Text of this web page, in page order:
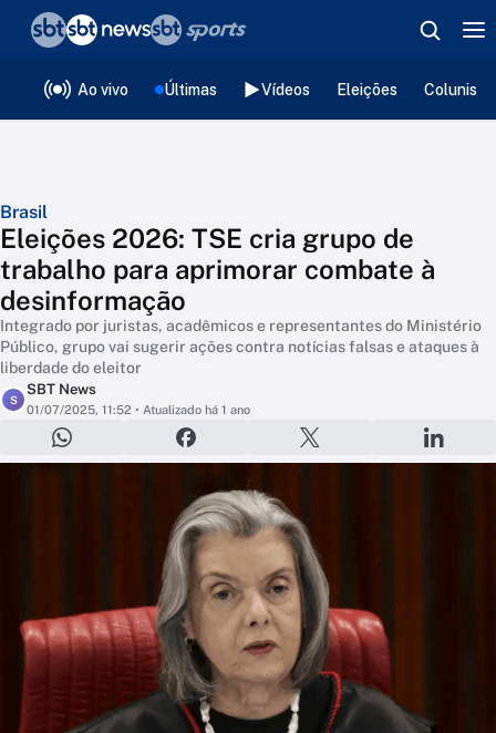
Ao vivo Últimas Vídeos Eleições
Brasil
Eleições 2026: TSE cria grupo de
trabalho para aprimorar combate à
desinformação
Integrado por juristas, acadêmicos e representantes do Ministério
Público, grupo vai sugerir ações contra notícias falsas e ataques à
liberdade do eleitor
S
SBT News
01/07/2025, 11:52 • Atualizado há 1 ano
❮voltar
Editorias